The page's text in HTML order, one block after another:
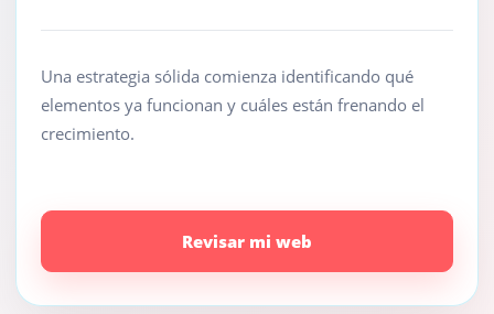
Una estrategia sólida comienza identificando qué
elementos ya funcionan y cuáles están frenando el
crecimiento.
Revisar mi web